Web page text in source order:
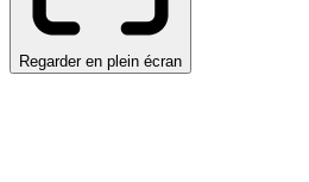
Regarder en plein écran